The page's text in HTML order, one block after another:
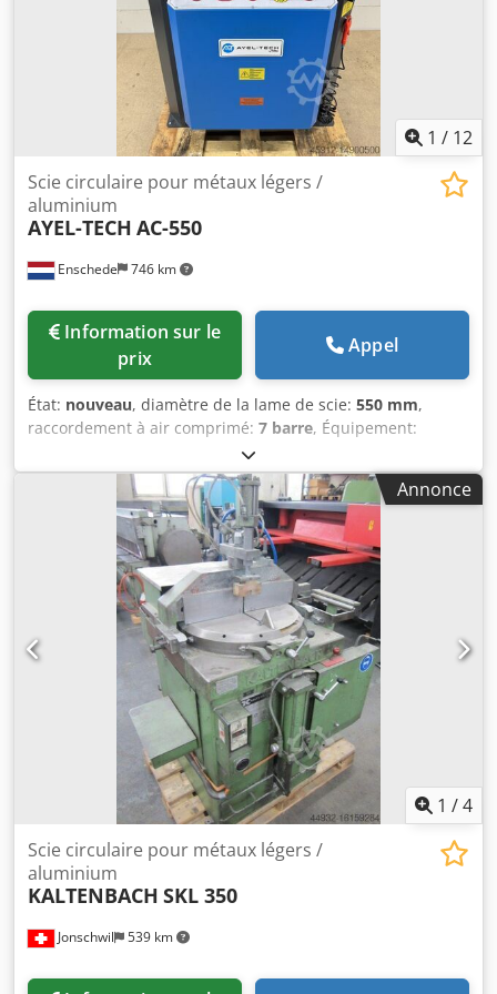
1 / 12
Enschede 746 km
Scie circulaire pour métaux légers /
aluminium
AYEL-TECH AC-550
prix
Appel
État: nouveau, diamètre de la lame de scie: 550 mm,
raccordement à air comprimé: 7 barre, Équipement:
, - Lame de scie de 550 mm -
Coupe biaise à double angle - 4 brides pneumatiques -
Système Hydrocheck - Système de lubrification par
brouillard - 1 convoyeur à rouleaux de 300 cm - 1
convoyeur à rouleaux de 300 cm avec butée de longueur -
Pistolet à air comprimé - Capot de protection -
Documentation Crjdporh Dkyefx Anmsf - 400 V
Annonce
1 /4
Jonschwil 539 km
Scie circulaire pour métaux légers /
aluminium
KALTENBACH SKL 350